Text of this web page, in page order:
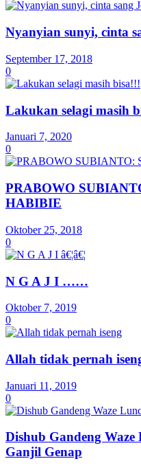
Nyanyian sunyi, cinta
September 17, 2018
0
Lakukan selagi masih
Januari 7, 2020
0
PRABOWO
HABIBIE
Oktober 25, 2018
0
N G A J I ……
Oktober 7, 2019
0
Allah tidak pernah
Januari 11, 2019
0
Dishub Gandeng
Ganjil Genap